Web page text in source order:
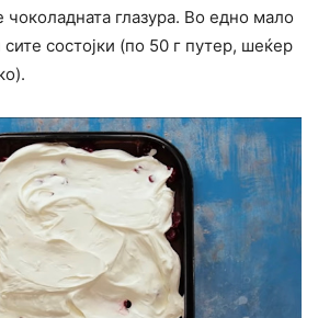
чоколадната глазура. Во едно мало
состојки (по 50 г путер, шеќер